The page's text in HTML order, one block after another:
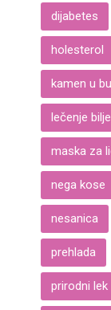
dijabetes
holesterol
kamen u
lečenje
maska za
nega kose
nesanica
prehlada
prirodni lek